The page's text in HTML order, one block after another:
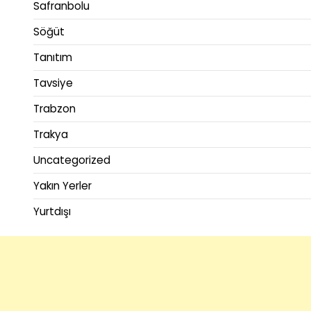
Safranbolu
Söğüt
Tanıtım
Tavsiye
Trabzon
Trakya
Uncategorized
Yakın Yerler
Yurtdışı